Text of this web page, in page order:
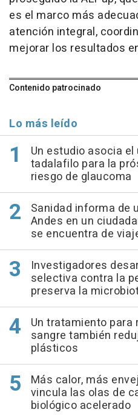
es el marco más
atención integral,
mejorar los resultados
Contenido patrocinado
Lo más leído
Un estudio asocia
tadalafilo para la
riesgo de glaucoma
Sanidad informa de
Andes en un
se encuentra de
Investigadores
selectiva contra la
preserva la
Un tratamiento
sangre también
plásticos
Más calor, más
vincula las olas de
biológico acelerado